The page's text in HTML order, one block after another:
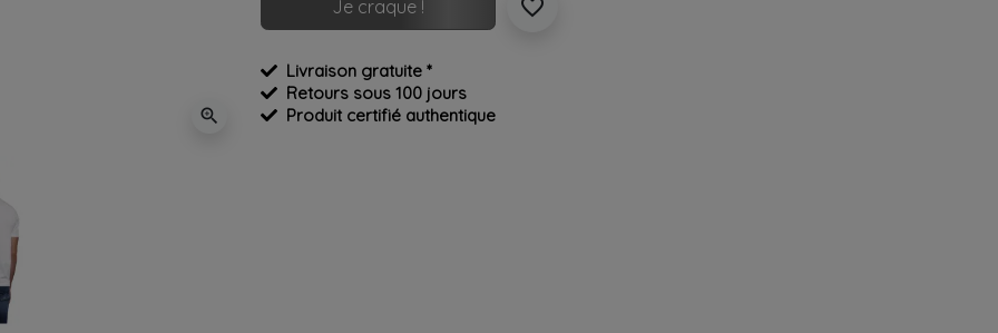
zoom_in
Je craque ! favorite_border
Livraison gratuite *
Retours sous 100 jours
Produit certifié authentique